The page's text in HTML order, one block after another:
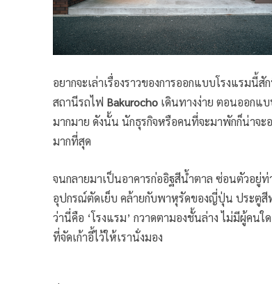
อยากจะเล่าเรื่องราวของการออกแบบโรงแรมนี้
สถานีรถไฟ Bakurocho เดินทางง่าย ตอนออกแบ
มากมาย ดังนั้น นักธุรกิจหรือคนที่จะมาพักก็น่าจ
มากที่สุด
จนกลายมาเป็นอาคารก่ออิฐสีน้ำตาล ซ่อนตัวอยู่
อุปกรณ์ตัดเย็บ คล้ายกับพาหุรัดของญี่ปุ่น ประตูสี
ว่านี่คือ ‘โรงแรม’ กวาดตามองชั้นล่าง ไม่มีผู้ค
ที่จัดเก้าอี้ไว้ให้เรานั่งมอง